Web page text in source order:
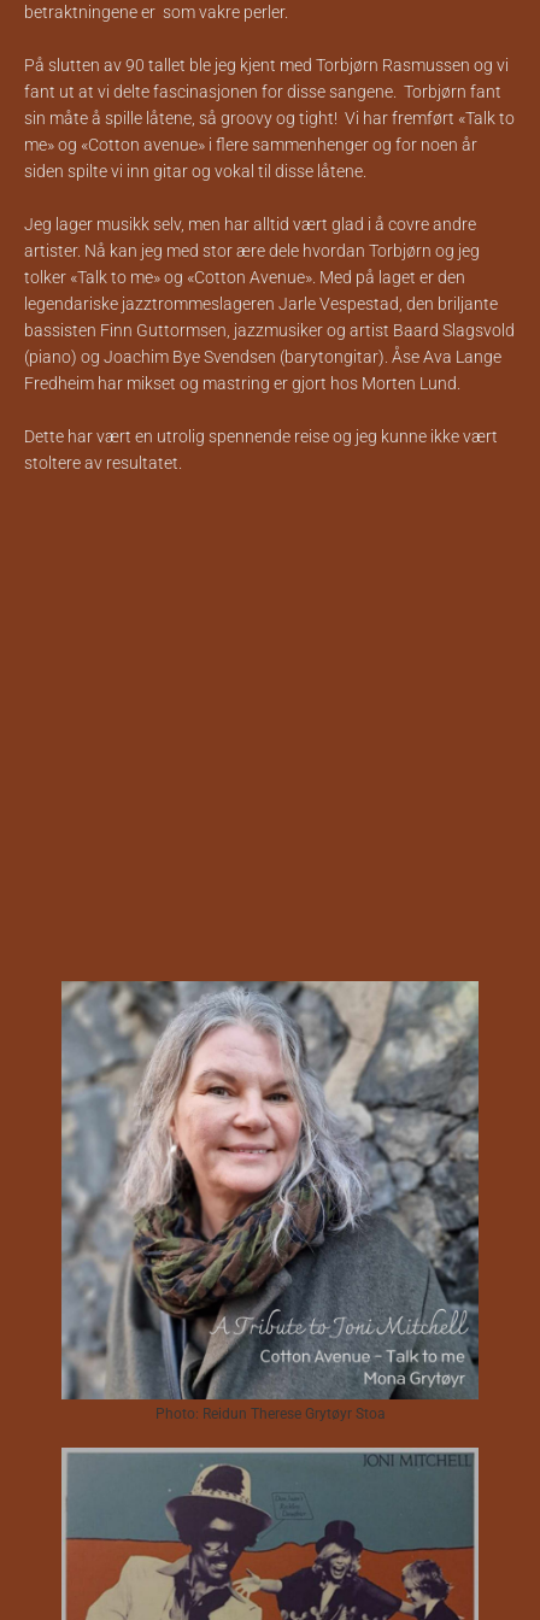
betraktningene er som vakre perler.
På slutten av 90 tallet ble jeg kjent med Torbjørn Rasmussen og vi
fant ut at vi delte fascinasjonen for disse sangene. Torbjørn fant
sin måte å spille låtene, så groovy og tight! Vi har fremført «Talk to
me» og «Cotton avenue» i flere sammenhenger og for noen år
siden spilte vi inn gitar og vokal til disse låtene.
Jeg lager musikk selv, men har alltid vært glad i å covre andre
artister. Nå kan jeg med stor ære dele hvordan Torbjørn og jeg
tolker «Talk to me» og «Cotton Avenue». Med på laget er den
legendariske jazztrommeslageren Jarle Vespestad, den briljante
bassisten Finn Guttormsen, jazzmusiker og artist Baard Slagsvold
(piano) og Joachim Bye Svendsen (barytongitar). Åse Ava Lange
Fredheim har mikset og mastring er gjort hos Morten Lund.
Dette har vært en utrolig spennende reise og jeg kunne ikke vært
stoltere av resultatet.
Photo: Reidun Therese Grytøyr Stoa